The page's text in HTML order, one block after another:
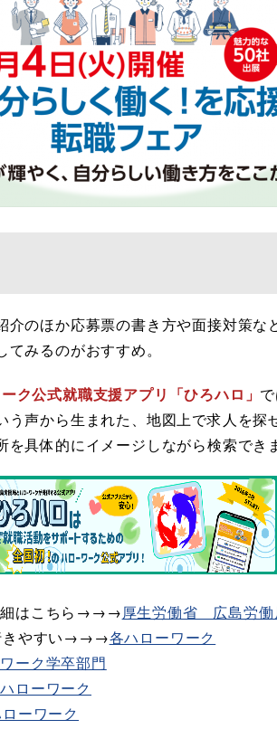
のほか応募票の書き方や面接対策な
みるのがおすすめ。
ク公式就職支援アプリ「ひろハロ」
う声から生まれた、地図上で求人を
具体的にイメージしながら検索でき
細はこちら→→→​厚生労働省 広島労働
きやすい→→→​​各ハローワーク
ーク学卒部門
ローワーク
ーワーク